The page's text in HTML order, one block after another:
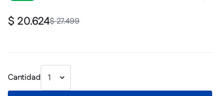
$27.499
$ 20.624
Cantidad 1